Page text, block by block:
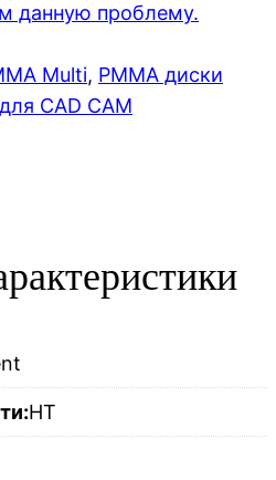
данную проблему.
Multi, PMMA диски
CAD CAM
HT